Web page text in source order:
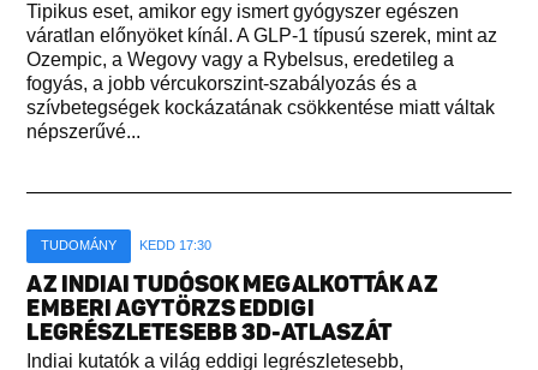
Tipikus eset, amikor egy ismert gyógyszer egészen
váratlan előnyöket kínál. A GLP-1 típusú szerek, mint az
Ozempic, a Wegovy vagy a Rybelsus, eredetileg a
fogyás, a jobb vércukorszint-szabályozás és a
szívbetegségek kockázatának csökkentése miatt váltak
népszerűvé...
TUDOMÁNY KEDD 17:30
AZ INDIAI TUDÓSOK MEGALKOTTÁK AZ
EMBERI AGYTÖRZS EDDIGI
LEGRÉSZLETESEBB 3D-ATLASZÁT
Indiai kutatók a világ eddigi legrészletesebb,